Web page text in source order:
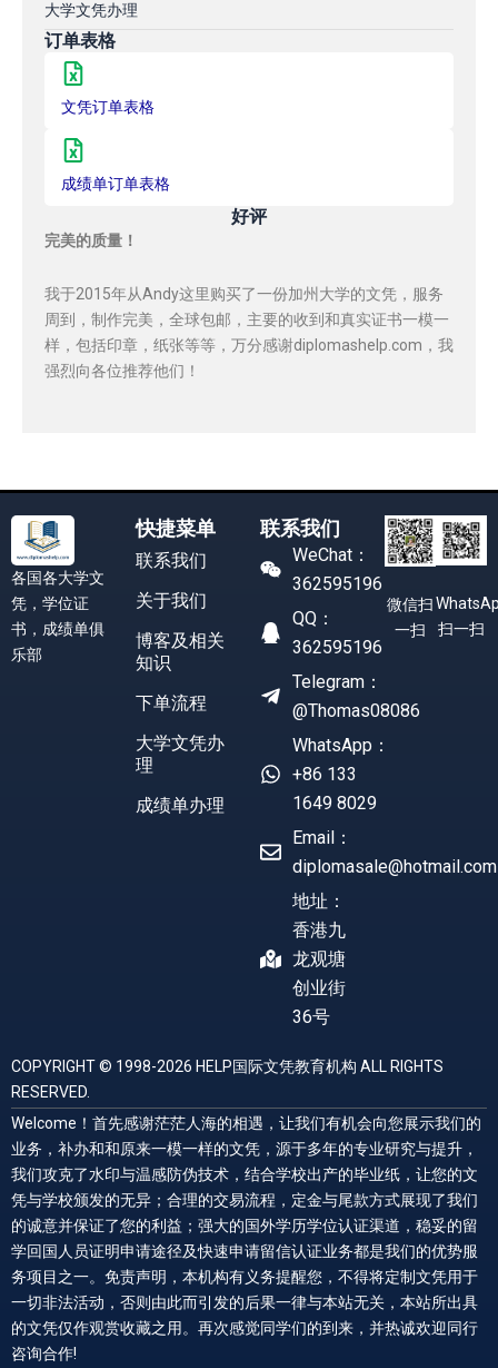
大学文凭办理
订单表格
文凭订单表格
成绩单订单表格
好评
完美的质量！
我于2015年从Andy这里购买了一份加州大学的文凭，服务
周到，制作完美，全球包邮，主要的收到和真实证书一模一
样，包括印章，纸张等等，万分感谢diplomashelp.com，我
强烈向各位推荐他们！
各国各大学文
凭，学位证
书，成绩单俱
乐部
快捷菜单
联系我们
关于我们
博客及相关
知识
下单流程
大学文凭办
理
成绩单办理
联系我们
WeChat：
362595196
QQ：
362595196
Telegram：
@Thomas08086
WhatsApp：
+86 133
1649 8029
Email：
diplomasale@hotmail.com
地址：
香港九
龙观塘
创业街
36号
微信扫
一扫
扫一扫
COPYRIGHT © 1998-2026 HELP国际文凭教育机构 ALL RIGHTS
RESERVED.
Welcome！首先感谢茫茫人海的相遇，让我们有机会向您展示我们的
业务，补办和和原来一模一样的文凭，源于多年的专业研究与提升，
我们攻克了水印与温感防伪技术，结合学校出产的毕业纸，让您的文
凭与学校颁发的无异；合理的交易流程，定金与尾款方式展现了我们
的诚意并保证了您的利益；强大的国外学历学位认证渠道，稳妥的留
学回国人员证明申请途径及快速申请留信认证业务都是我们的优势服
务项目之一。免责声明，本机构有义务提醒您，不得将定制文凭用于
一切非法活动，否则由此而引发的后果一律与本站无关，本站所出具
的文凭仅作观赏收藏之用。再次感觉同学们的到来，并热诚欢迎同行
咨询合作!